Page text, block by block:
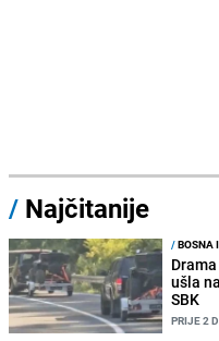
/ Najčitanije
/BOSNA
ušla
SBK
PRIJE 2